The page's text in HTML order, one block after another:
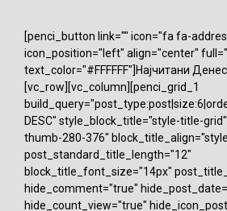
[penci_button link="" icon="fa fa-
icon_position="left" align="center"
text_color="#FFFFFF"]Најчитани
[vc_row][vc_column][penci_grid_1
DESC" style_block_title="style-title-
thumb-280-376"
post_standard_title_length="12"
block_title_font_size="14px"
hide_comment="true"
hide_count_view="true"